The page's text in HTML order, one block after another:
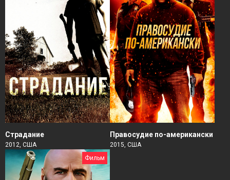
Страдание
2012, США
Правосудие по-американски
2015, США
Фильм